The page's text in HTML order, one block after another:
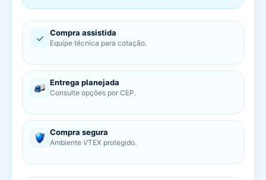
✓ Compra assistida
Equipe técnica para cotação.
Entrega planejada
Consulte opções por CEP.
Compra segura
Ambiente VTEX protegido.